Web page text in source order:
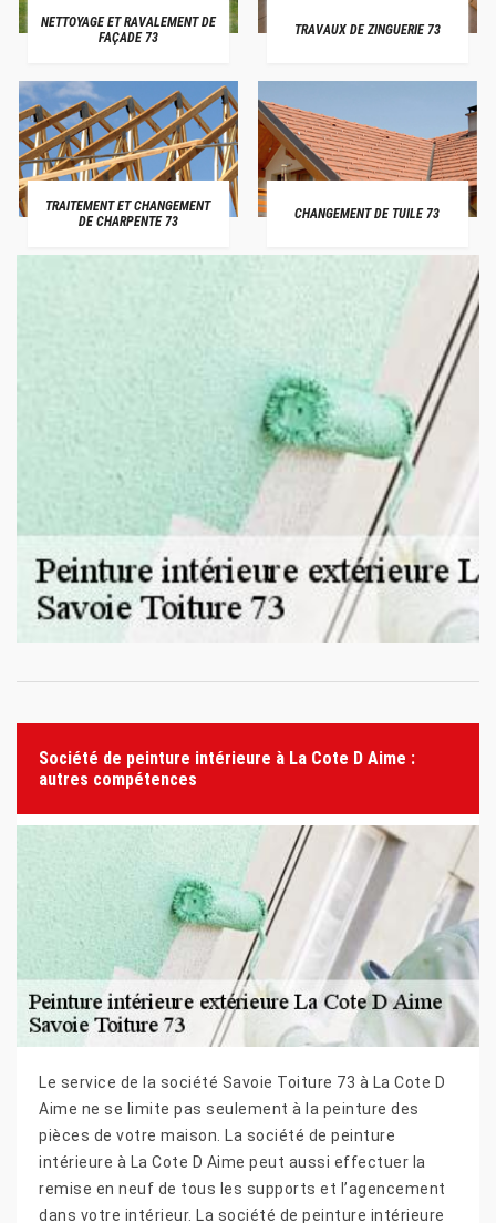
NETTOYAGE ET RAVALEMENT DE
FAÇADE 73
TRAVAUX DE ZINGUERIE 73
TRAITEMENT ET CHANGEMENT
DE CHARPENTE 73
CHANGEMENT DE TUILE 73
Société de peinture intérieure à La Cote D Aime :
autres compétences
Le service de la société Savoie Toiture 73 à La Cote D
Aime ne se limite pas seulement à la peinture des
pièces de votre maison. La société de peinture
intérieure à La Cote D Aime peut aussi effectuer la
remise en neuf de tous les supports et l’agencement
dans votre intérieur. La société de peinture intérieure